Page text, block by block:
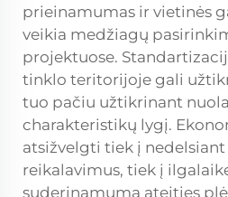
prieinamumas ir vietinės
veikia medžiagų
projektuose.
tinklo teritorijoje gali
tuo pačiu užtikrinant
charakteristikų lygį.
atsižvelgti tiek į
reikalavimus, tiek į
suderinamumą ateities